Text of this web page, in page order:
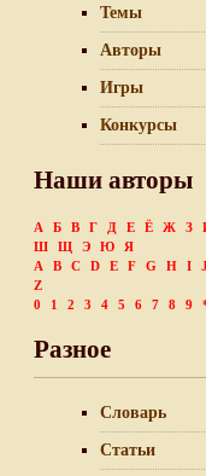
Темы
Авторы
Игры
Конкурсы
Наши авторы
А Б В Г Д Е Ё Ж З
Ш
Щ Э Ю
Я
A
B C D E F G H I J
Z
0
1 2 3 4 5 6 7 8 9
Разное
Словарь
Статьи